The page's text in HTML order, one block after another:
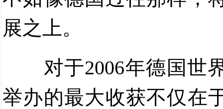
展之上。
对于2006年德国世
举办的最大收获不仅在